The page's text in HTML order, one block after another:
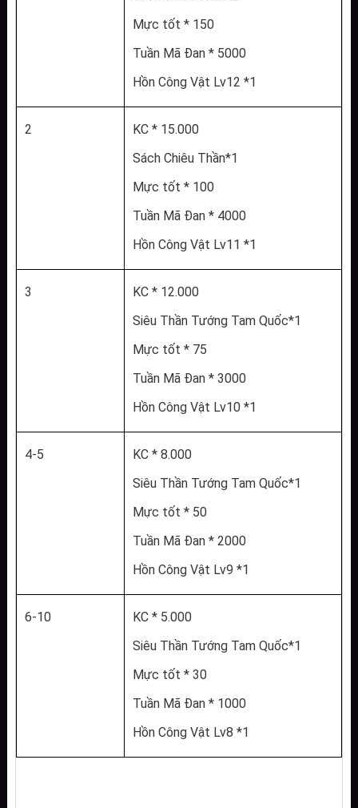
Mực tốt * 150
Tuần Mã Đan * 5000
Hồn Công Vật Lv12 *1
2
KC * 15.000
Sách Chiêu Thần*1
Mực tốt * 100
Tuần Mã Đan * 4000
Hồn Công Vật Lv11 *1
3
KC * 12.000
Siêu Thần Tướng Tam Quốc*1
Mực tốt * 75
Tuần Mã Đan * 3000
Hồn Công Vật Lv10 *1
4-5
KC * 8.000
Siêu Thần Tướng Tam Quốc*1
Mực tốt * 50
Tuần Mã Đan * 2000
Hồn Công Vật Lv9 *1
6-10
KC * 5.000
Siêu Thần Tướng Tam Quốc*1
Mực tốt * 30
Tuần Mã Đan * 1000
Hồn Công Vật Lv8 *1